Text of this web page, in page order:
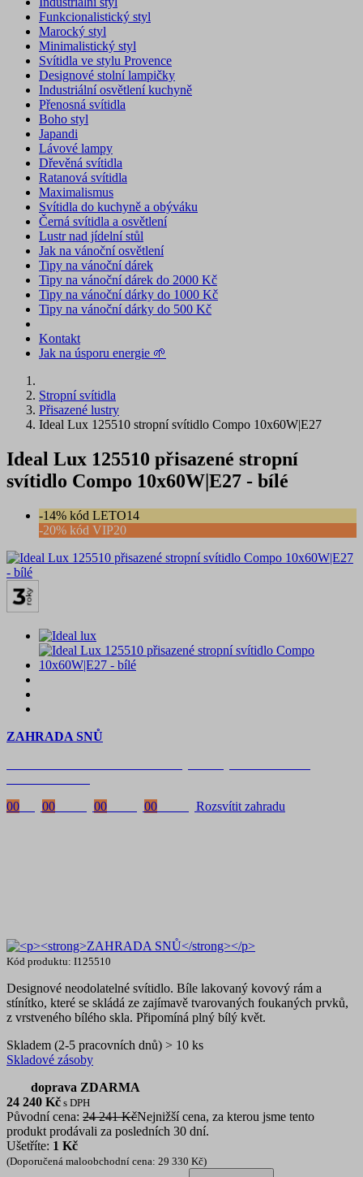
Funkcionalistický styl
Marocký styl
Minimalistický styl
Svítidla ve stylu Provence
Designové stolní lampičky
Industriální osvětlení kuchyně
Přenosná svítidla
Boho styl
Japandi
Lávové lampy
Dřevěná svítidla
Ratanová svítidla
Maximalismus
Svítidla do kuchyně a obýváku
Černá svítidla a osvětlení
Lustr nad jídelní stůl
Jak na vánoční osvětlení
Tipy na vánoční dárek
Tipy na vánoční dárek do 2000 Kč
Tipy na vánoční dárky do 1000 Kč
Tipy na vánoční dárky do 500 Kč
Kontakt
Jak na úsporu energie 🌱
Stropní svítidla
Přisazené lustry
Ideal Lux 125510 stropní svítidlo Compo 10x60W|E27
Ideal Lux 125510 přisazené stropní
svítidlo Compo 10x60W|E27 - bílé
-14% kód LETO14
-20% kód VIP20
ZAHRADA SNŮ
00
00 00 00 Rozsvítit zahradu
Kód produktu: I125510
Designové neodolatelné svítidlo. Bíle lakovaný kovový rám a
stínítko, které se skládá ze zajímavě tvarovaných foukaných prvků,
z vrstveného bílého skla. Připomíná plný bílý květ.
Skladem (2-5 pracovních dnů) > 10 ks
Skladové zásoby
doprava ZDARMA
24 240 Kč s DPH
Původní cena: 24 241 KčNejnižší cena, za kterou jsme tento
produkt prodávali za posledních 30 dní.
Ušetříte: 1 Kč
(Doporučená maloobchodní cena: 29 330 Kč)